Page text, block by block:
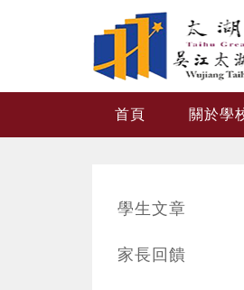
首頁 關於學
學生文章
家長回饋